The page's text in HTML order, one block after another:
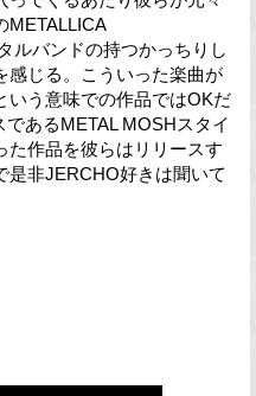
METALLICA
ルバンドの持つかっちりし
感じる。こういった楽曲が
いう意味での作品ではOKだ
あるMETAL MOSHスタイ
た作品を彼らはリリースす
是非JERCHO好きは聞いて